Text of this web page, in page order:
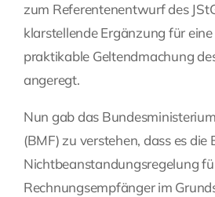
zum Referentenentwurf des
klarstellende Ergänzung für
praktikable Geltendmachung
angeregt.
Nun gab das
(BMF) zu verstehen, dass es die
Nichtbeanstandungsregelung
Rechnungsempfänger im